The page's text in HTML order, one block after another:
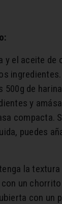
y el aceite de
500g de
y
compacta.
puedes
la
un
con un